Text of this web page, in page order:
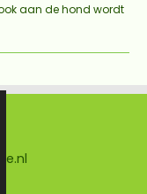
aan de hond wordt